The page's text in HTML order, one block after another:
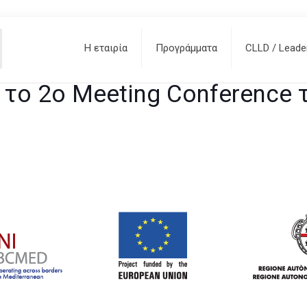
Η εταιρία Προγράμματα CLLD /
Meeting Conference του
2ο Meeting Conference